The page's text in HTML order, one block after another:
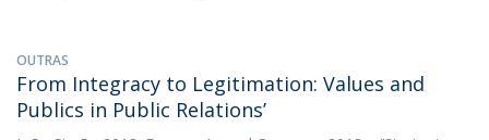
OUTRAS
From Integracy to Legitimation: Values and
Publics in Public Relations’